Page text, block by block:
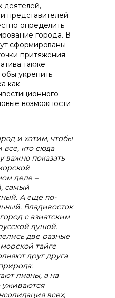
деятелей,
представителей
определить
города. В
сформированы
притяжения
также
укрепить
как
возможности
и хотим, чтобы
все, кто сюда
важно показать
деле –
самый
А ещё по-
Владивосток
с азиатским
душой.
две разные
тайге
друг друга
лианы, а на
всех,